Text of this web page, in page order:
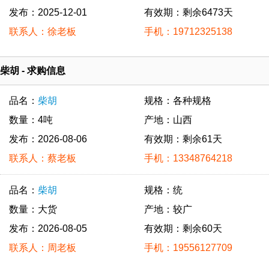
发布：2025-12-01
联系人：徐老板
有效期：剩余6473天
手机：19712325138
柴胡 - 求购信息
品名： 柴胡
数量：4吨
发布：2026-08-06
联系人：蔡老板
规格：各种规格
产地：山西
有效期：剩余61天
手机：13348764218
品名： 柴胡
数量：大货
发布：2026-08-05
联系人：周老板
规格：统
产地：较广
有效期：剩余60天
手机：19556127709